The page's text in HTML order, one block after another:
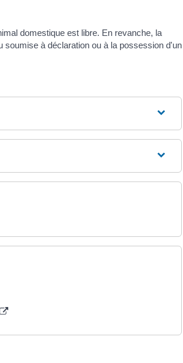
domestique est libre. En revanche, la
soumise à déclaration ou à la possession d'un